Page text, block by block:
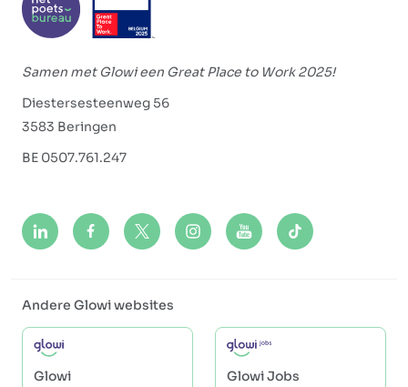
Samen met Glowi een Great Place to Work 2025!
Diestersesteenweg 56
3583 Beringen
BE 0507.761.247
Andere Glowi websites
Glowi
Glowi Jobs